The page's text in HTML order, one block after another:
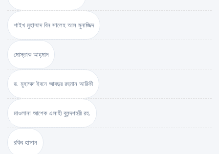
শাইখ মুহাম্মাদ বিন সালেহ আল মুনাজ্জিদ
মোস্তাক আহ্‌মাদ
ড. মুহাম্মদ ইবনে আবদুর রহমান আরিফী
মাওলানা আশেক এলাহী বুলন্দশহরী রহ.
রকিব হাসান